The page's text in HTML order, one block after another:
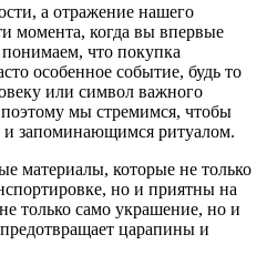
а отражение нашего
момента, когда вы впервые
что покупка
особенное событие, будь то
или символ важного
мы стремимся, чтобы
и запоминающимся ритуалом.
материалы, которые не только
но и приятны на
только само украшение, но и
царапины и